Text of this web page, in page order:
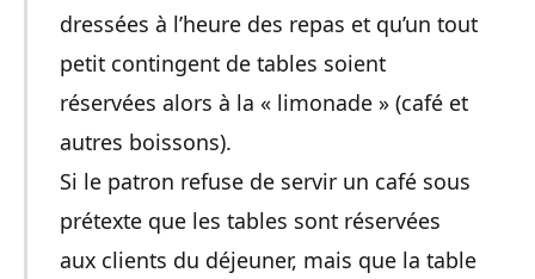
dressées à l’heure des repas et qu’un tout
petit contingent de tables soient
réservées alors à la « limonade » (café et
autres boissons).
Si le patron refuse de servir un café sous
prétexte que les tables sont réservées
aux clients du déjeuner, mais que la table